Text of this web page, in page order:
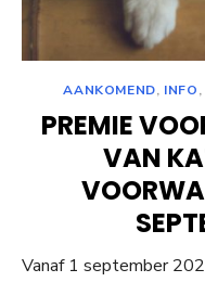
AANKOMEND, INFO,
PREMIE
VAN
Vanaf 1 september